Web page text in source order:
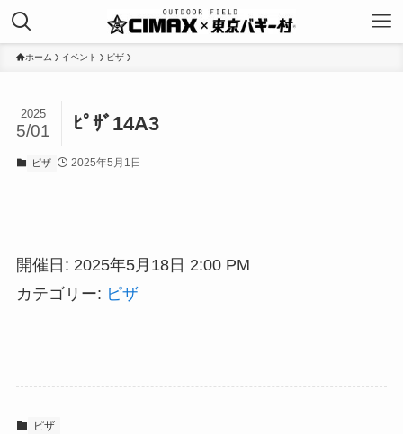
ホーム イベント ピザ
ﾋﾟｻﾞ14A3
2025
5/01
ピザ 2025年5月1日
開催日: 2025年5月18日 2:00 PM
カテゴリー: ピザ
ピザ